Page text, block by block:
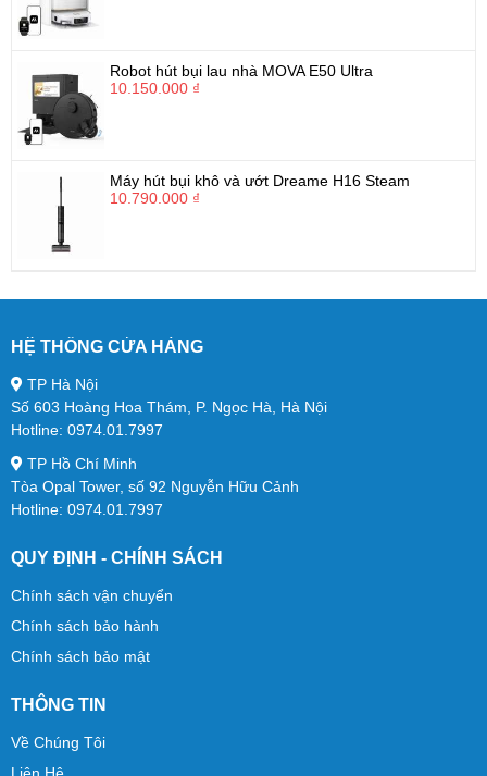
Robot hút bụi lau nhà MOVA E50 Ultra
10.150.000 ₫
Máy hút bụi khô và ướt Dreame H16 Steam
10.790.000 ₫
HỆ THỐNG CỬA HÀNG
TP Hà Nội
Số 603 Hoàng Hoa Thám, P. Ngọc Hà, Hà Nội
Hotline: 0974.01.7997
TP Hồ Chí Minh
Tòa Opal Tower, số 92 Nguyễn Hữu Cảnh
Hotline: 0974.01.7997
QUY ĐỊNH - CHÍNH SÁCH
Chính sách vận chuyển
Chính sách bảo hành
Chính sách bảo mật
THÔNG TIN
Về Chúng Tôi